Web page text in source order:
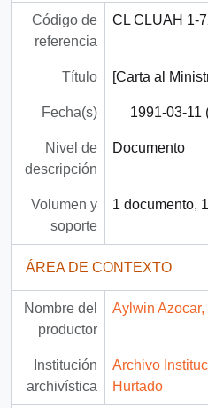
Código de
referencia
CL CLUAH 1-
Título [Carta al
Fecha(s) 1991-03-11
Nivel de
descripción
Documento
Volumen y
soporte
1 documento,
ÁREA DE CONTEXTO
Nombre del
productor
Aylwin Azocar,
Institución
archivística
Archivo
Hurtado